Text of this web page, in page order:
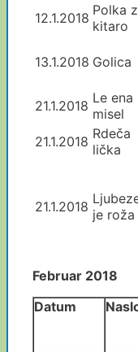
12.1.2018 Polka
kitaro
13.1.2018 Golica
21.1.2018 Le ena
misel
21.1.2018 Rdeča
lička
21.1.2018 je roža
Februar 2018
Datum